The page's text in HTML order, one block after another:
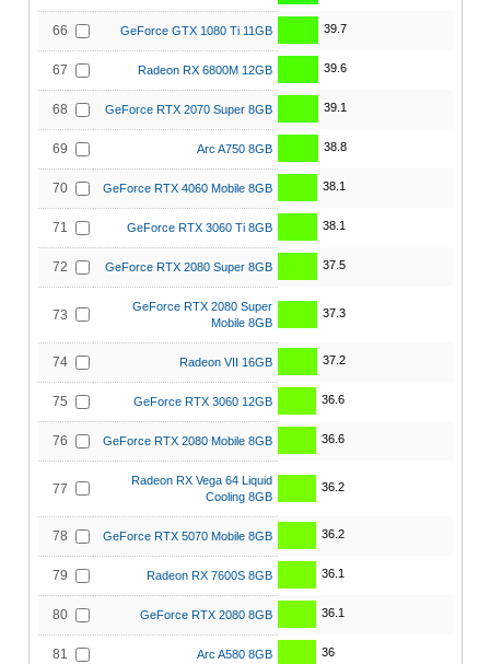
66 GeForce GTX 1080 Ti 11GB 39.7
67 Radeon RX 6800M 12GB 39.6
68 GeForce RTX 2070 Super 8GB 39.1
69 Arc A750 8GB 38.8
70 GeForce RTX 4060 Mobile 8GB 38.1
71 GeForce RTX 3060 Ti 8GB 38.1
72 GeForce RTX 2080 Super 8GB 37.5
73
GeForce RTX 2080 Super
Mobile 8GB
37.3
74 Radeon VII 16GB 37.2
75 GeForce RTX 3060 12GB 36.6
76 GeForce RTX 2080 Mobile 8GB 36.6
77
Radeon RX Vega 64 Liquid
Cooling 8GB
36.2
78 GeForce RTX 5070 Mobile 8GB 36.2
79 Radeon RX 7600S 8GB 36.1
80 GeForce RTX 2080 8GB 36.1
81 Arc A580 8GB 36